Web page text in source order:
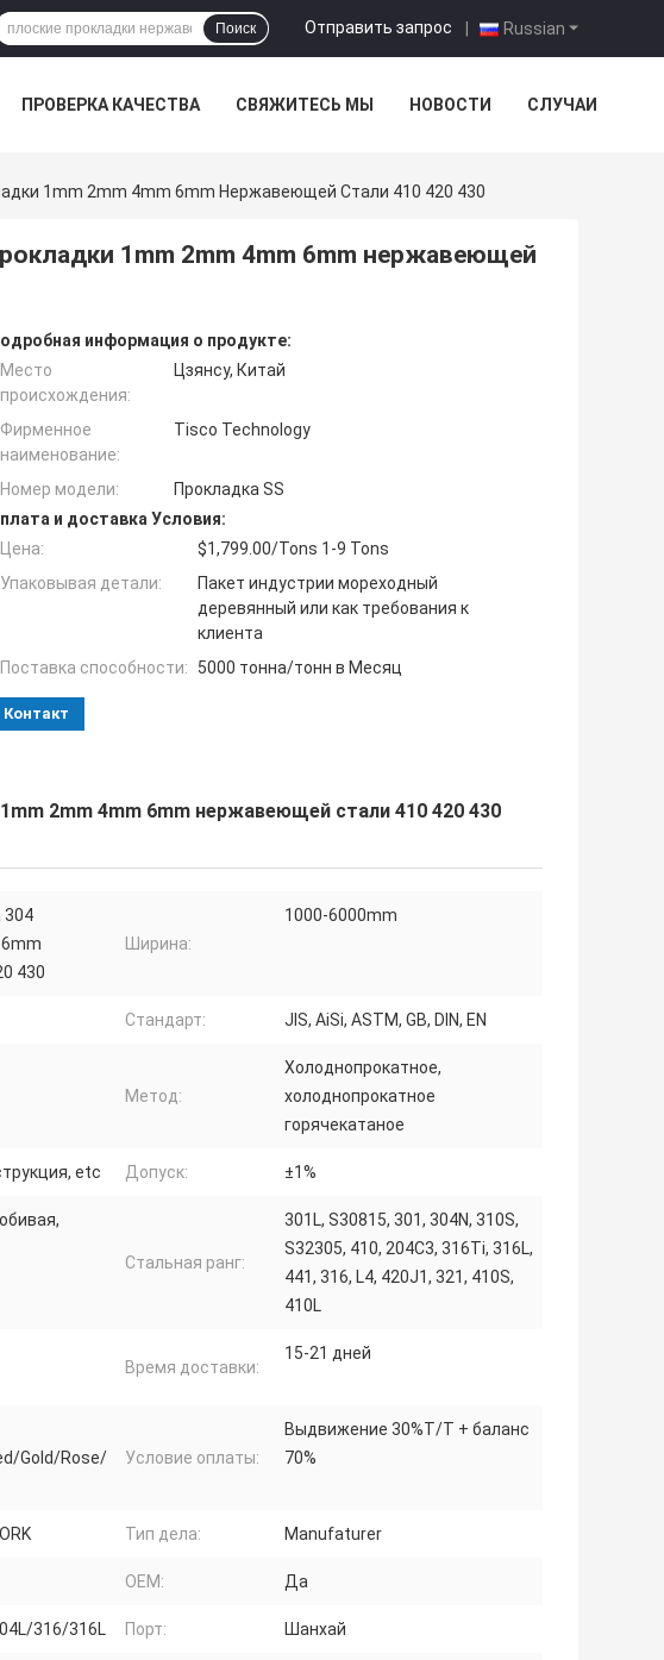
Russian
Отправить запрос |
Поиск
ПРОВЕРКА КАЧЕСТВА СВЯЖИТЕСЬ МЫ НОВОСТИ СЛУЧАИ
1mm 2mm 4mm 6mm Нержавеющей Стали 410 420 430
1mm 2mm 4mm 6mm нержавеющей
информация о продукте:
Место
происхождения:
Цзянсу, Китай
Фирменное
наименование:
Tisco Technology
Номер модели:
Прокладка SS
и доставка Условия:
Цена:
$1,799.00/Tons 1-9 Tons
Упаковывая детали:
Пакет индустрии мореходный
деревянный или как требования к
клиента
Поставка способности:
5000 тонна/тонн в Месяц
Контакт
2mm 4mm 6mm нержавеющей стали 410 420 430
304
430
Ширина:
1000-6000mm
Стандарт: JIS, AiSi, ASTM, GB, DIN, EN
Метод:
Холоднопрокатное,
холоднопрокатное
горячекатаное
etc Допуск: ±1%
Стальная ранг:
301L, S30815, 301, 304N, 310S,
S32305, 410, 204C3, 316Ti, 316L,
441, 316, L4, 420J1, 321, 410S,
410L
Время доставки:
15-21 дней
Gold/Rose/
Условие оплаты:
Выдвижение 30%T/T + баланс
70%
Тип дела: Manufaturer
OEM: Да
316/316L Порт: Шанхай